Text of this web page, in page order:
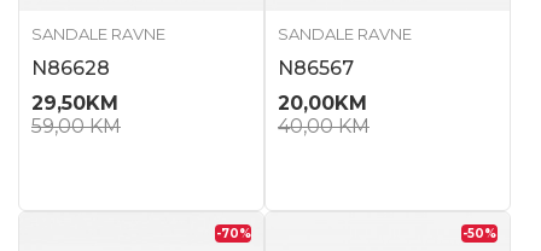
SANDALE RAVNE
N86628
29,50KM
59,00KM
SANDALE RAVNE
N86567
20,00KM
40,00KM
-70% -50%